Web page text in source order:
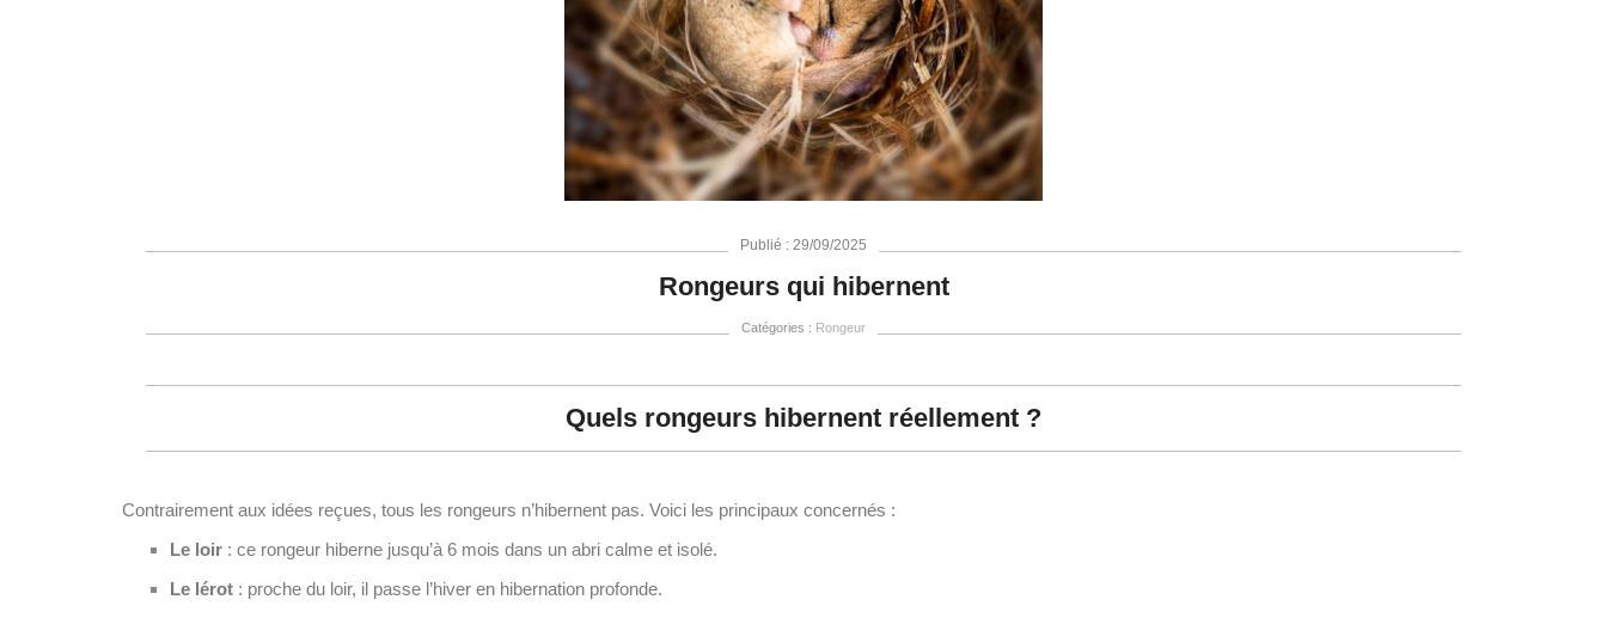
Publié : 29/09/2025
Rongeurs qui hibernent
Catégories : Rongeur
Quels rongeurs hibernent réellement ?
Contrairement aux idées reçues, tous les rongeurs n’hibernent pas. Voici les principaux concernés :
Le loir : ce rongeur hiberne jusqu’à 6 mois dans un abri calme et isolé.
Le lérot : proche du loir, il passe l’hiver en hibernation profonde.